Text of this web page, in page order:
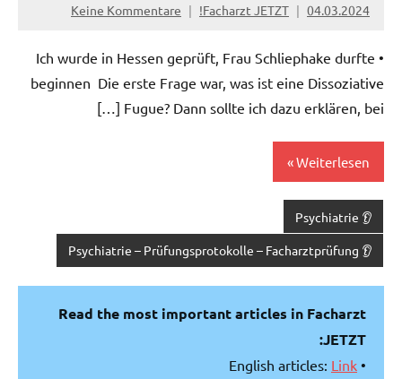
04.03.2024
Facharzt JETZT!
Keine Kommentare
• Ich wurde in Hessen geprüft, Frau Schliephake durfte
beginnen Die erste Frage war, was ist eine Dissoziative
Fugue? Dann sollte ich dazu erklären, bei […]
Weiterlesen
👂 Psychiatrie
👂 Psychiatrie – Prüfungsprotokolle – Facharztprüfung
Read the most important articles in Facharzt
JETZT:
• English articles:
Link